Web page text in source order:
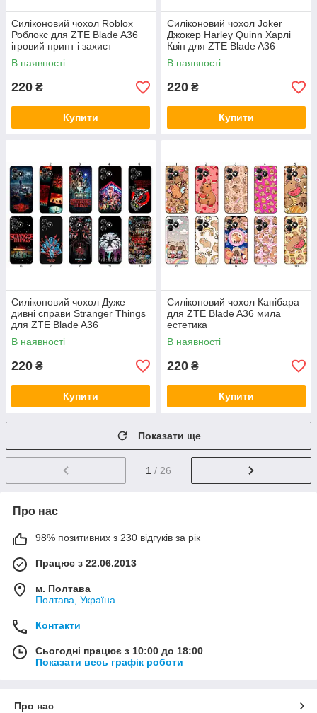
Силіконовий чохол Roblox
Роблокс для ZTE Blade A36
ігровий принт і захист
В наявності
220 ₴
Купити
Силіконовий чохол Joker
Джокер Harley Quinn Харлі
Квін для ZTE Blade A36
харизма та захист
В наявності
220 ₴
Купити
Силіконовий чохол Дуже
дивні справи Stranger Things
для ZTE Blade A36
фантастичний дизайн і
надійний захист
В наявності
220 ₴
Купити
Силіконовий чохол Капібара
для ZTE Blade A36 мила
естетика
В наявності
220 ₴
Купити
Показати ще
1 / 26
Про нас
98% позитивних з 230 відгуків за рік
Працює з 22.06.2013
м. Полтава
Полтава, Україна
Контакти
Сьогодні працює з 10:00 до 18:00
Показати весь графік роботи
Про нас